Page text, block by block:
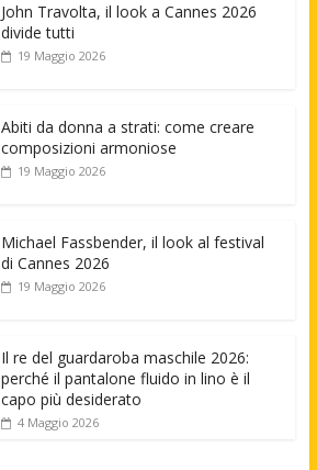
John Travolta, il look a Cannes 2026
divide tutti
19 Maggio 2026
Abiti da donna a strati: come creare
composizioni armoniose
19 Maggio 2026
Michael Fassbender, il look al festival
di Cannes 2026
19 Maggio 2026
Il re del guardaroba maschile 2026:
perché il pantalone fluido in lino è il
capo più desiderato
4 Maggio 2026